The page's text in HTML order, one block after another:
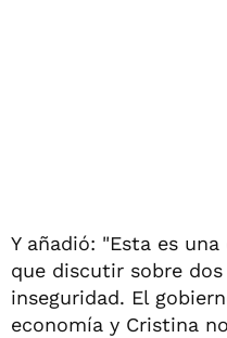
Y añadió: "Esta es
que discutir sobre
inseguridad. El
economía y Cristina